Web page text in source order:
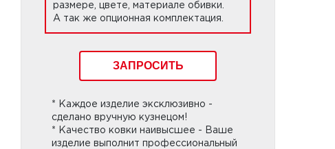
размере, цвете, материале обивки.
А так же опционная комплектация.
ЗАПРОСИТЬ
* Каждое изделие эксклюзивно -
сделано вручную кузнецом!
* Качество ковки наивысшее - Ваше
изделие выполнит профессиональный